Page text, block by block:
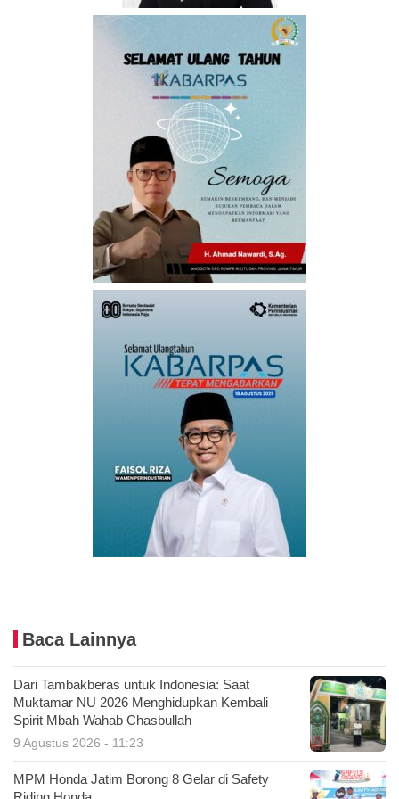
Baca Lainnya
Dari Tambakberas untuk Indonesia: Saat
Muktamar NU 2026 Menghidupkan Kembali
Spirit Mbah Wahab Chasbullah
9 Agustus 2026 - 11:23
MPM Honda Jatim Borong 8 Gelar di Safety